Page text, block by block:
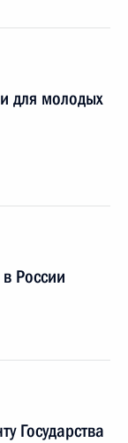
для молодых
России
Государства